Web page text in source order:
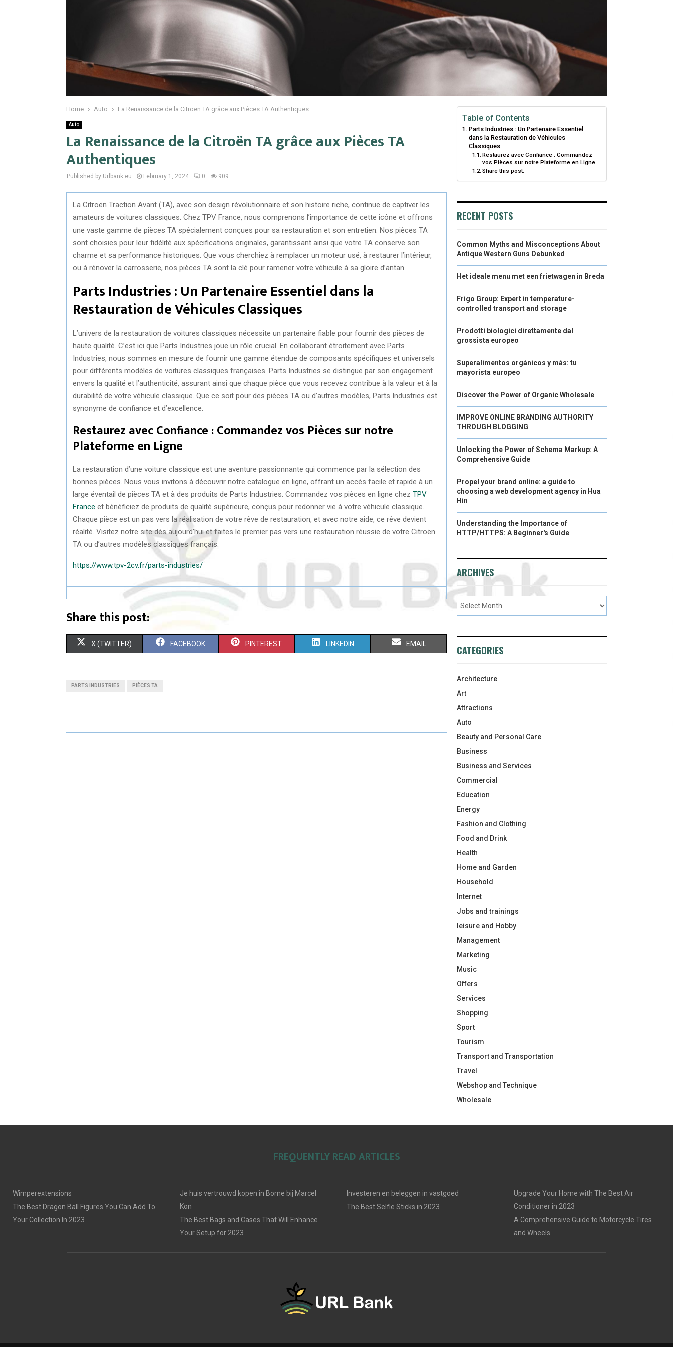
Home Auto La Renaissance de la Citroën TA grâce aux Pièces TA Authentiques
Auto
La Renaissance de la Citroën TA grâce aux Pièces TA
Authentiques
Published by Urlbank.eu February 1, 2024 0 909
La Citroën Traction Avant (TA), avec son design révolutionnaire et son histoire riche, continue de captiver les
amateurs de voitures classiques. Chez TPV France, nous comprenons l’importance de cette icône et offrons
une vaste gamme de pièces TA spécialement conçues pour sa restauration et son entretien. Nos pièces TA
sont choisies pour leur fidélité aux spécifications originales, garantissant ainsi que votre TA conserve son
charme et sa performance historiques. Que vous cherchiez à remplacer un moteur usé, à restaurer l’intérieur,
ou à rénover la carrosserie, nos pièces TA sont la clé pour ramener votre véhicule à sa gloire d’antan.
Parts Industries : Un Partenaire Essentiel dans la
Restauration de Véhicules Classiques
L’univers de la restauration de voitures classiques nécessite un partenaire fiable pour fournir des pièces de
haute qualité. C’est ici que Parts Industries joue un rôle crucial. En collaborant étroitement avec Parts
Industries, nous sommes en mesure de fournir une gamme étendue de composants spécifiques et universels
pour différents modèles de voitures classiques françaises. Parts Industries se distingue par son engagement
envers la qualité et l’authenticité, assurant ainsi que chaque pièce que vous recevez contribue à la valeur et à la
durabilité de votre véhicule classique. Que ce soit pour des pièces TA ou d’autres modèles, Parts Industries est
synonyme de confiance et d’excellence.
Restaurez avec Confiance : Commandez vos Pièces sur notre
Plateforme en Ligne
La restauration d’une voiture classique est une aventure passionnante qui commence par la sélection des
bonnes pièces. Nous vous invitons à découvrir notre catalogue en ligne, offrant un accès facile et rapide à un
large éventail de pièces TA et à des produits de Parts Industries. Commandez vos pièces en ligne chez TPV
France et bénéficiez de produits de qualité supérieure, conçus pour redonner vie à votre véhicule classique.
Chaque pièce est un pas vers la réalisation de votre rêve de restauration, et avec notre aide, ce rêve devient
réalité. Visitez notre site dès aujourd’hui et faites le premier pas vers une restauration réussie de votre Citroën
TA ou d’autres modèles classiques français.
https://www.tpv-2cv.fr/parts-industries/
Share this post:
S
O
X (TWITTER) S
O
FACEBOOK S
O
PINTEREST S
O
LINKEDIN S
O
EMAIL
PARTS INDUSTRIES PIÈCES TA
Table of Contents
Parts Industries : Un Partenaire Essentiel
dans la Restauration de Véhicules
Classiques
Restaurez avec Confiance : Commandez
vos Pièces sur notre Plateforme en Ligne
Share this post:
RECENT POSTS
Common Myths and Misconceptions About
Antique Western Guns Debunked
Het ideale menu met een frietwagen in Breda
Frigo Group: Expert in temperature-
controlled transport and storage
Prodotti biologici direttamente dal
grossista europeo
Superalimentos orgánicos y más: tu
mayorista europeo
Discover the Power of Organic Wholesale
IMPROVE ONLINE BRANDING AUTHORITY
THROUGH BLOGGING
Unlocking the Power of Schema Markup: A
Comprehensive Guide
Propel your brand online: a guide to
choosing a web development agency in Hua
Hin
Understanding the Importance of
HTTP/HTTPS: A Beginner's Guide
ARCHIVES
CATEGORIES
Architecture
Art
Attractions
Auto
Beauty and Personal Care
Business
Business and Services
Commercial
Education
Energy
Fashion and Clothing
Food and Drink
Health
Home and Garden
Household
Internet
Jobs and trainings
leisure and Hobby
Management
Marketing
Music
Offers
Services
Shopping
Sport
Tourism
Transport and Transportation
Travel
Webshop and Technique
Wholesale
FREQUENTLY READ ARTICLES
Wimperextensions
The Best Dragon Ball Figures You Can Add To
Your Collection In 2023
Je huis vertrouwd kopen in Borne bij Marcel
Kon
The Best Bags and Cases That Will Enhance
Your Setup for 2023
Investeren en beleggen in vastgoed
The Best Selfie Sticks in 2023
Upgrade Your Home with The Best Air
Conditioner in 2023
A Comprehensive Guide to Motorcycle Tires
and Wheels